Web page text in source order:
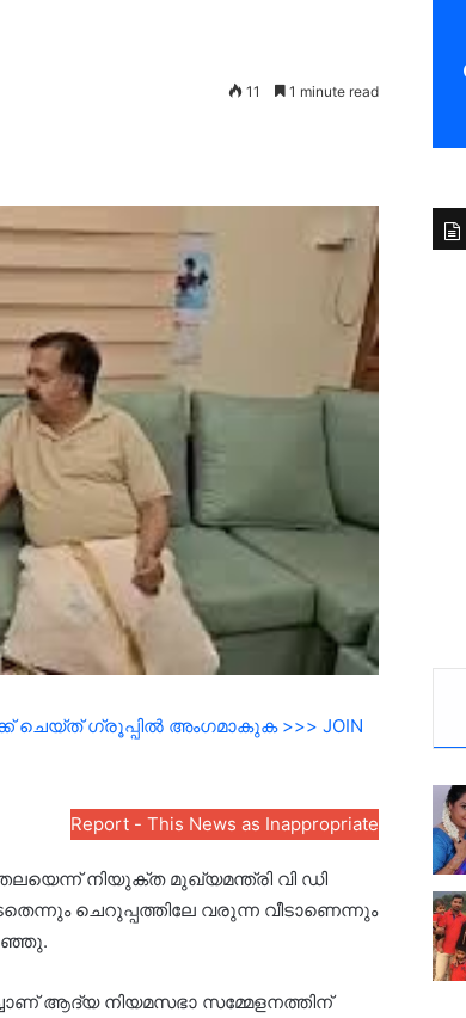
11 1 minute read
ചെയ്ത് ഗ്രൂപ്പിൽ അംഗമാകുക >>> JOIN
Report - This News as Inappropriate
നിയുക്ത മുഖ്യമന്ത്രി വി ഡി
ചെറുപ്പത്തിലേ വരുന്ന വീടാണെന്നും
ആദ്യ നിയമസഭാ സമ്മേളനത്തിന്